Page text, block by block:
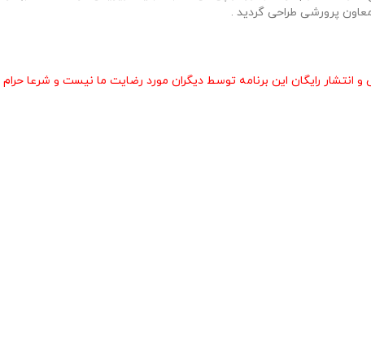
پرورشی طراحی گردید .
رایگان این برنامه توسط دیگران مورد رضایت ما نیست و شرعا